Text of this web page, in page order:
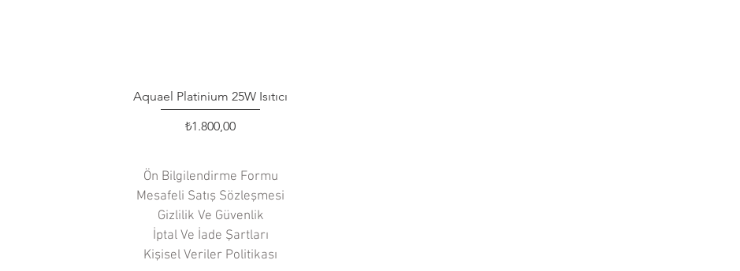
Hızlı Bakış
Aquael Platinium 25W Isıtıcı
Fiyat
₺1.800,00
Ön Bilgilendirme Formu
Mesafeli Satış Sözleşmesi
Gizlilik Ve Güvenlik
İptal Ve İade Şartları
Kişisel Veriler Politikası